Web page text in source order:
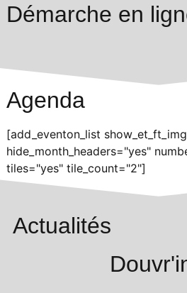
Démarche en
Agenda
[add_eventon_list
hide_month_headers="yes"
tiles="yes" tile_count="2"]
Actualités